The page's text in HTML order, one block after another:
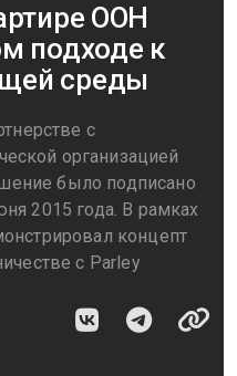
ООН
подходе к
среды
с
организацией
было подписано
2015 года. В рамках
концепт
с Parley